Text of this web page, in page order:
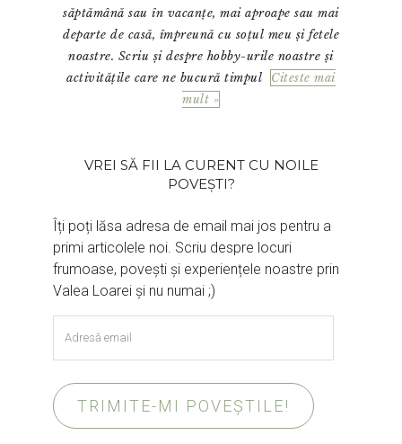
săptămână sau în vacanțe, mai aproape sau mai
departe de casă, împreună cu soțul meu și fetele
noastre. Scriu și despre hobby-urile noastre și
activitățile care ne bucură timpul
Citeste mai
mult »
VREI SĂ FII LA CURENT CU NOILE
POVEȘTI?
Îți poți lăsa adresa de email mai jos pentru a
primi articolele noi. Scriu despre locuri
frumoase, povești și experiențele noastre prin
Valea Loarei și nu numai ;)
email
TRIMITE-MI POVEȘTILE!